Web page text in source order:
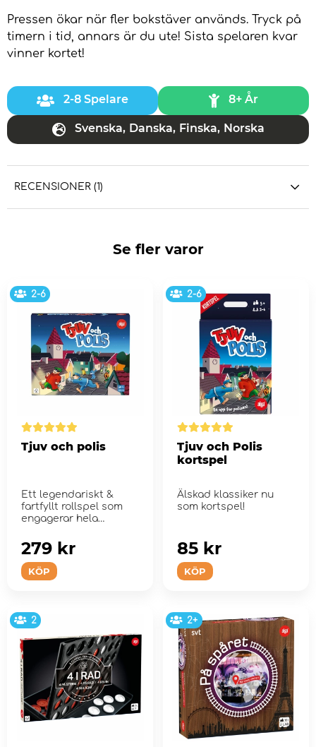
Pressen ökar när fler bokstäver används. Tryck på
timern i tid, annars är du ute! Sista spelaren kvar
vinner kortet!
2-8 Spelare 8+ År
Svenska, Danska, Finska, Norska
RECENSIONER (1)
Se fler varor
2-6
Tjuv och polis
Ett legendariskt &
fartfyllt rollspel som
engagerar hela
KÖP
279 kr
2-6
Tjuv och Polis
kortspel
Älskad klassiker nu
som kortspel!
KÖP
85 kr
2 2+